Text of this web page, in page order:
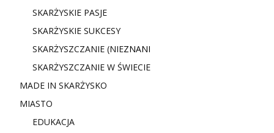
SKARŻYSKIE PASJE
SKARŻYSKIE SUKCESY
SKARŻYSZCZANIE (NIEZNANI
SKARŻYSZCZANIE W ŚWIECIE
MADE IN SKARŻYSKO
MIASTO
EDUKACJA